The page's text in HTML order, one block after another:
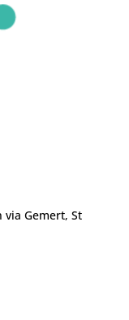
Gemert, St